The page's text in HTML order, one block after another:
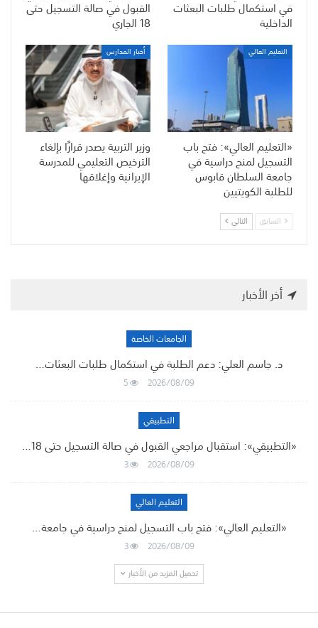
في استكمال طلبات البعثات
الداخلية
القبول في صالة التسجيل حتى
18 الجاري
التعليم العالي
«التعليم العالي»: فتح باب
التسجيل لمنح دراسية في
جامعة السلطان قابوس
للطلبة الكويتيين
أخبار المدارس
وزير التربية يصدر قرارًا بإلغاء
الترخيص التعليمي للمدرسة
الإيرانية وإغلاقها
السابق التالي
أخر الأخبار
الجامعات الخاصة
د. جاسم العلي: دعم الطلبة في استكمال طلبات البعثات…
2026/08/09
5
التطبيقي
«التطبيقي»: استقبال مراجعي القبول في صالة التسجيل حتى 18…
2026/08/09
3
التعليم العالي
«التعليم العالي»: فتح باب التسجيل لمنح دراسية في جامعة…
2026/08/09
3
تحميل المزيد من الأخبار